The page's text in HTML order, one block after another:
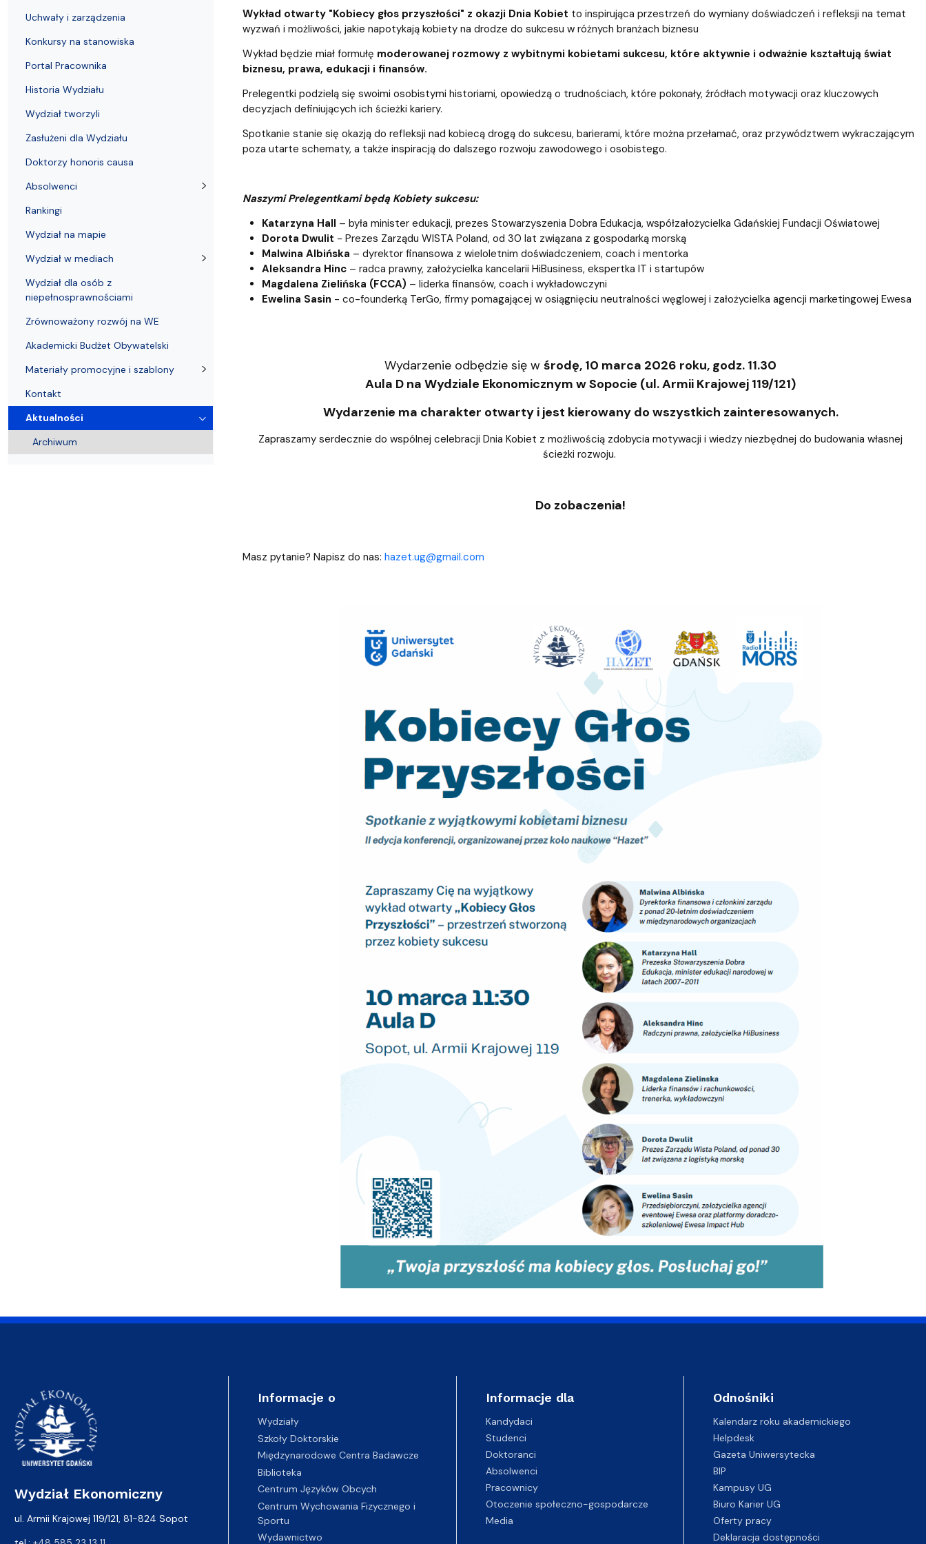
Wykład otwarty "Kobiecy głos przyszłości" z okazji Dnia Kobiet to inspirująca przestrzeń do wymiany doświadczeń i refleksji na temat
wyzwań i możliwości, jakie napotykają kobiety na drodze do sukcesu w różnych branżach biznesu
Wykład będzie miał formułę moderowanej rozmowy z wybitnymi kobietami sukcesu, które aktywnie i odważnie kształtują świat
biznesu, prawa, edukacji i finansów.
Prelegentki podzielą się swoimi osobistymi historiami, opowiedzą o trudnościach, które pokonały, źródłach motywacji oraz kluczowych
decyzjach definiujących ich ścieżki kariery.
Spotkanie stanie się okazją do refleksji nad kobiecą drogą do sukcesu, barierami, które można przełamać, oraz przywództwem wykraczającym
poza utarte schematy, a także inspiracją do dalszego rozwoju zawodowego i osobistego.
Naszymi Prelegentkami będą Kobiety sukcesu:
Katarzyna Hall – była minister edukacji, prezes Stowarzyszenia Dobra Edukacja, współzałożycielka Gdańskiej Fundacji Oświatowej
Dorota Dwulit - Prezes Zarządu WISTA Poland, od 30 lat związana z gospodarką morską
Malwina Albińska – dyrektor finansowa z wieloletnim doświadczeniem, coach i mentorka
Aleksandra Hinc – radca prawny, założycielka kancelarii HiBusiness, ekspertka IT i startupów
Magdalena Zielińska (FCCA) – liderka finansów, coach i wykładowczyni
Ewelina Sasin - co-founderką TerGo, firmy pomagającej w osiągnięciu neutralności węglowej i założycielka agencji marketingowej Ewesa
Wydarzenie odbędzie się wśrodę, 10 marca 2026 roku, godz. 11.30
Aula D na Wydziale Ekonomicznym w Sopocie (ul. Armii Krajowej 119/121)
Wydarzenie ma charakter otwarty i jest kierowany do wszystkich zainteresowanych.
Zapraszamy serdecznie do wspólnej celebracji Dnia Kobiet z możliwością zdobycia motywacji i wiedzy niezbędnej do budowania własnej
ścieżki rozwoju.
Do zobaczenia!
Masz pytanie? Napisz do nas: hazet.ug@gmail.com
Uchwały i zarządzenia
Konkursy na stanowiska
Portal Pracownika
Historia Wydziału
Wydział tworzyli
Zasłużeni dla Wydziału
Doktorzy honoris causa
Absolwenci
Rankingi
Wydział na mapie
Wydział w mediach
Wydział dla osób z
niepełnosprawnościami
Zrównoważony rozwój na WE
Akademicki Budżet Obywatelski
Materiały promocyjne i szablony
Kontakt
Aktualności
Archiwum
Wydział Ekonomiczny
ul. Armii Krajowej 119/121, 81-824 Sopot
Informacje o
Wydziały
Szkoły Doktorskie
Międzynarodowe Centra Badawcze
Biblioteka
Centrum Języków Obcych
Centrum Wychowania Fizycznego i
Sportu
Wydawnictwo
Informacje dla
Kandydaci
Studenci
Doktoranci
Absolwenci
Pracownicy
Otoczenie społeczno-gospodarcze
Media
Odnośniki
Kalendarz roku akademickiego
Helpdesk
Gazeta Uniwersytecka
BIP
Kampusy UG
Biuro Karier UG
Oferty pracy
Deklaracja dostępności